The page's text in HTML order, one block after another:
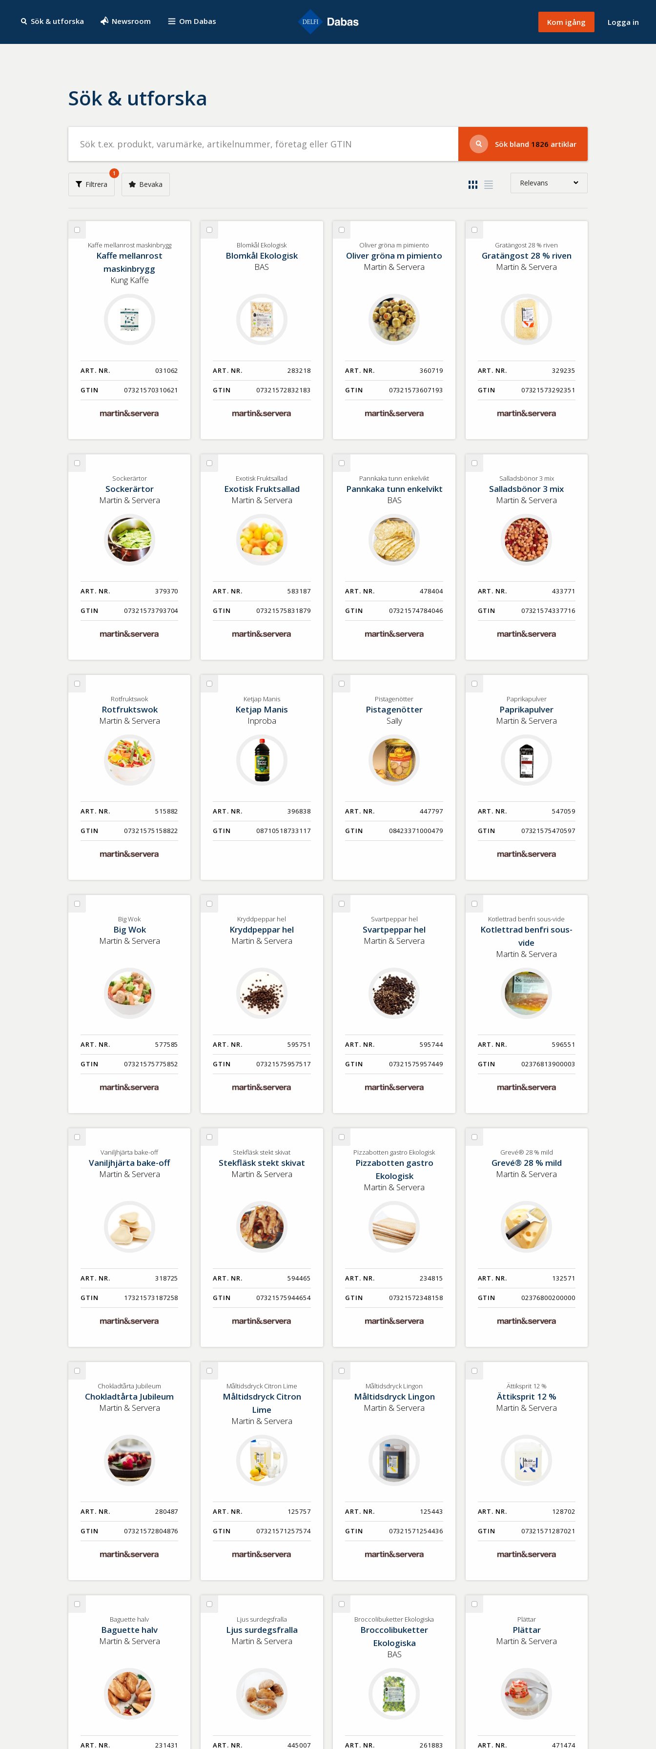
Sök & utforska Newsroom Om Dabas Kom igång Logga in
Sök & utforska
Sök
livsmedel
på
t.ex.
produkt,
varumärke,
GTIN
Sök bland 1826 artiklar
Filtrera
1
Bevaka Relevans
Nyaste
Benämning A-Ö
Varumärken A-Ö
GTIN
Med bild först
Välj
Kaffe
mellanrost
maskinbrygg
Kaffe mellanrost maskinbrygg
Kaffe mellanrost
maskinbrygg
Kung Kaffe
ART. NR. 031062
GTIN 07321570310621
Välj
Ekologisk
Blomkål Ekologisk
Blomkål Ekologisk
BAS
ART. NR. 283218
GTIN 07321572832183
Välj
Oliver
gröna
Oliver gröna m pimiento
Oliver gröna m pimiento
Martin & Servera
ART. NR. 360719
GTIN 07321573607193
Välj
GratängostGratängost 28 % riven
Gratängost 28 % riven
Martin & Servera
ART. NR. 329235
GTIN 07321573292351
Välj
SockerärtorSockerärtor
Sockerärtor
Martin & Servera
ART. NR. 379370
GTIN 07321573793704
Välj
Fruktsallad
Exotisk Fruktsallad
Exotisk Fruktsallad
Martin & Servera
ART. NR. 583187
GTIN 07321575831879
Välj
Pannkaka
tunn
Pannkaka tunn enkelvikt
Pannkaka tunn enkelvikt
BAS
ART. NR. 478404
GTIN 07321574784046
Välj
SalladsbönorSalladsbönor 3 mix
Salladsbönor 3 mix
Martin & Servera
ART. NR. 433771
GTIN 07321574337716
Välj
RotfruktswokRotfruktswok
Rotfruktswok
Martin & Servera
ART. NR. 515882
GTIN 07321575158822
Välj
Ketjap Manis
Ketjap Manis
Inproba
ART. NR. 396838
GTIN 08710518733117
Välj
PistagenötterPistagenötter
Pistagenötter
Sally
ART. NR. 447797
GTIN 08423371000479
Välj
PaprikapulverPaprikapulver
Paprikapulver
Martin & Servera
ART. NR. 547059
GTIN 07321575470597
Välj
Big Wok
Big Wok
Martin & Servera
ART. NR. 577585
GTIN 07321575775852
Välj
KryddpepparKryddpeppar hel
Kryddpeppar hel
Martin & Servera
ART. NR. 595751
GTIN 07321575957517
Välj
SvartpepparSvartpeppar hel
Svartpeppar hel
Martin & Servera
ART. NR. 595744
GTIN 07321575957449
Välj
Kotlettrad
benfri
Kotlettrad benfri sous-vide
Kotlettrad benfri sous-
vide
Martin & Servera
ART. NR. 596551
GTIN 02376813900003
Välj
Vaniljhjärta
bake-
Vaniljhjärta bake-off
Vaniljhjärta bake-off
Martin & Servera
ART. NR. 318725
GTIN 17321573187258
Välj
Stekfläsk
stekt
Stekfläsk stekt skivat
Stekfläsk stekt skivat
Martin & Servera
ART. NR. 594465
GTIN 07321575944654
Välj
Pizzabotten
gastro
Pizzabotten gastro Ekologisk
Pizzabotten gastro
Ekologisk
Martin & Servera
ART. NR. 234815
GTIN 07321572348158
Välj
Grevé®Grevé® 28 % mild
Grevé® 28 % mild
Martin & Servera
ART. NR. 132571
GTIN 02376800200000
Välj
Chokladtårta
Jubileum
Chokladtårta Jubileum
Chokladtårta Jubileum
Martin & Servera
ART. NR. 280487
GTIN 07321572804876
Välj
Måltidsdryck
Citron
Måltidsdryck Citron Lime
Måltidsdryck Citron
Lime
Martin & Servera
ART. NR. 125757
GTIN 07321571257574
Välj
Måltidsdryck
Lingon
Måltidsdryck Lingon
Måltidsdryck Lingon
Martin & Servera
ART. NR. 125443
GTIN 07321571254436
Välj
Ättiksprit 12 %
Ättiksprit 12 %
Martin & Servera
ART. NR. 128702
GTIN 07321571287021
Välj
Baguette halv
Baguette halv
Martin & Servera
ART. NR. 231431
Välj
surdegsfralla
Ljus surdegsfralla
Ljus surdegsfralla
Martin & Servera
ART. NR. 445007
Välj
Broccolibuketter
Ekologiska
Broccolibuketter Ekologiska
Broccolibuketter
Ekologiska
BAS
ART. NR. 261883
Välj
Plättar
Plättar
Martin & Servera
ART. NR. 471474